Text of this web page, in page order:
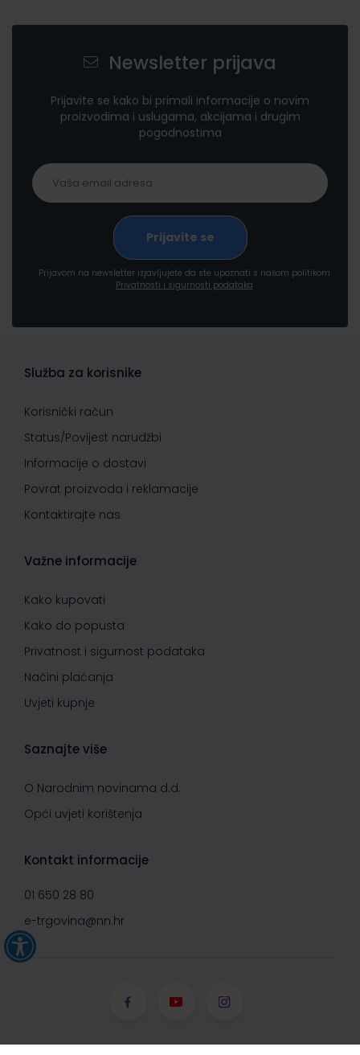
Newsletter prijava
Prijavite se kako bi primali informacije o novim
proizvodima i uslugama, akcijama i drugim
pogodnostima
Prijavom na newsletter izjavljujete da ste upoznati s našom politikom
Privatnosti i sigurnosti podataka
Služba za korisnike
Korisnički račun
Status/Povijest narudžbi
Informacije o dostavi
Povrat proizvoda i reklamacije
Kontaktirajte nas
Važne informacije
Kako kupovati
Kako do popusta
Privatnost i sigurnost podataka
Načini plaćanja
Uvjeti kupnje
Saznajte više
O Narodnim novinama d.d.
Opći uvjeti korištenja
Kontakt informacije
01 650 28 80
e-trgovina@nn.hr